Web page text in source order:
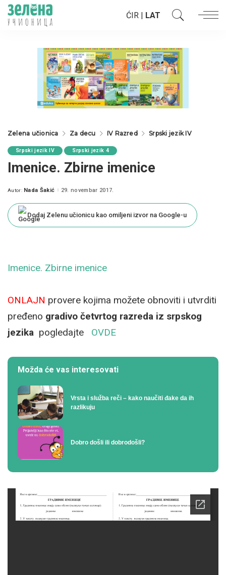
ĆIR | LAT
Zelena učionica Za decu IV Razred Srpski jezik IV
Srpski jezik IV Srpski jezik 4
Imenice. Zbirne imenice
Posted
Autor: Nada Šakić 29. novembar 2017.
Dodaj Zelenu učionicu kao omiljeni izvor na Google-u
Imenice. Zbirne imenice
ONLAJN provere kojima možete obnoviti i utvrditi
pređeno gradivo četvrtog razreda iz srpskog
jezika pogledajte OVDE
Možda će vas interesovati
Vrsta i služba reči – kako naučiti đake da ih
razlikuju
Dobro došli ili dobrodošli?